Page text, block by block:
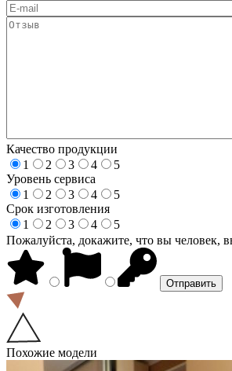
Качество продукции
1
2 3 4
5
Уровень сервиса
1
2 3 4
5
Срок изготовления
1
2 3 4
5
Пожалуйста, докажите, что вы человек,
Похожие модели